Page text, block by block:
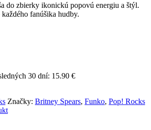
do zbierky ikonickú popovú energiu a štýl.
fanúšika hudby.
30 dní: 15.90 €
Značky: Britney Spears, Funko, Pop! Rocks